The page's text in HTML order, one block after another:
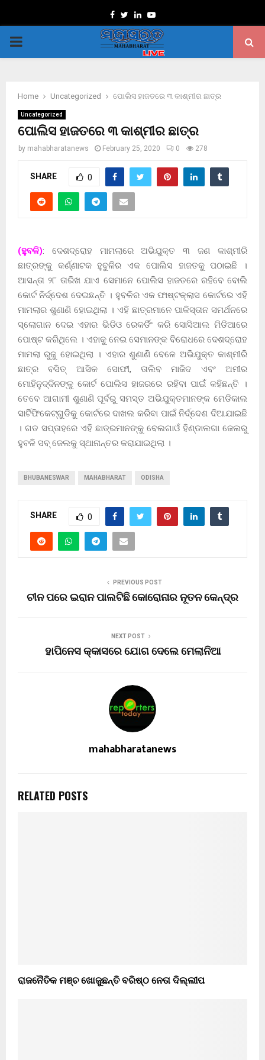
Facebook
TwitterLinkedinYoutube
PRIMARY
Home Uncategorized ପୋଲିସ ହାଜତରେ ୩ କାଶ୍ମୀର ଛାତ୍ର
Uncategorized
ପୋଲିସ ହାଜତରେ ୩ କାଶ୍ମୀର ଛାତ୍ର
by mahabharatanews February 25, 2020 0 278
SHARE 0
(ହୁବଳି): ଦେଶଦ୍ରୋହ ମାମଲାରେ ଅଭିଯୁକ୍ତ ୩ ଜଣ କାଶ୍ମୀରି
ଛାତ୍ରଙ୍କୁ କର୍ଣ୍ଣାଟକ ହୁବୁଳିର ଏକ ପୋଲିସ ହାଜତକୁ ପଠାଇଛି ।
ଆସନ୍ତା ୨୮ ତାରିଖ ଯାଏ ସେମାନେ ପୋଲିସ ହାଜତରେ ରହିବେ ବୋଲି
କୋର୍ଟ ନିର୍ଦ୍ଦେଶ ଦେଇଛନ୍ତି । ହୁବଳିର ଏକ ଫାଷ୍ଟକ୍ଲାସ କୋର୍ଟରେ ଏହି
ମାମଲାର ଶୁଣାଣି ହୋଇଥିଲା । ଏହି ଛାତ୍ରମାନେ ପାକିସ୍ତାନ ସମର୍ଥନରେ
ସ୍ଲୋଗାନ ଦେଇ ଏହାର ଭିଡିଓ ରେକର୍ଡିଂ କରି ସୋସିଆଲ ମିଡିଆରେ
ପୋଷ୍ଟ କରିଥିଲେ । ଏହାକୁ ନେଇ ସେମାନଙ୍କ ବିରୋଧରେ ଦେଶଦ୍ରୋହ
ମାମଲା ରୁଜୁ ହୋଇଥିଲା । ଏହାର ଶୁଣାଣି ବେଳେ ଅଭିଯୁକ୍ତ କାଶ୍ମୀରି
ଛାତ୍ର ବସିତ୍ ଆସିକ ସୋଫୀ, ତାଲିବ ମାଜିଦ ଏବଂ ଅମୀର
ମୋହିନୁଦ୍ଦିନଙ୍କୁ କୋର୍ଟ ପୋଲିସ ହାଜରରେ ରହିବା ପାଇଁ କହିଛନ୍ତି ।
ତେବେ ଆଗାମୀ ଶୁଣାଣି ପୂର୍ବରୁ ସମସ୍ତ ଅଭିଯୁକ୍ତମାନଙ୍କ ମେଡିକାଲ
ସାର୍ଟିଫିକେଟ୍ଗୁଡିକୁ କୋର୍ଟରେ ଦାଖଲ କରିବା ପାଇଁ ନିର୍ଦ୍ଦେଶ ଦିଆଯାଇଛି
। ଗତ ସପ୍ତାହରେ ଏହି ଛାତ୍ରମାନଙ୍କୁ ବେଲଗାଓଁ ହିଣ୍ଡାଲଗା ଜେଲରୁ
ହୁବଳି ସବ୍ ଜେଲକୁ ସ୍ଥାନାନ୍ତର କରାଯାଇଥିଲା ।
BHUBANESWAR MAHABHARAT ODISHA
SHARE 0
PREVIOUS POST
ଚୀନ ପରେ ଇରାନ ପାଲଟିଛି କୋରୋନାର ନୂତନ କେନ୍ଦ୍ର
NEXT POST
ହାପିନେସ କ୍କାସରେ ଯୋଗ ଦେଲେ ମେଲାନିଆ
mahabharatanews
RELATED POSTS
ରାଜନୈତିକ ମଞ୍ଚ ଖୋଜୁଛନ୍ତି ବରିଷ୍ଠ ନେତା ଦିଲ୍ଲୀପ